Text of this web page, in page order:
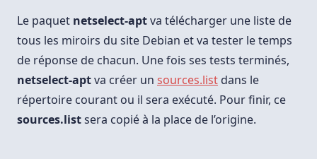
Le paquet netselect-aptva télécharger une liste de
tous les miroirs du site Debian et va tester le temps
de réponse de chacun. Une fois ses tests terminés,
netselect-aptva créer un sources.list dans le
répertoire courant ou il sera exécuté. Pour finir, ce
sources.listsera copié à la place de l’origine.